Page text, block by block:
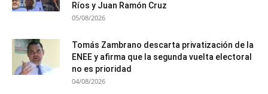
Ríos y Juan Ramón Cruz
05/08/2026
Tomás Zambrano descarta privatización de la
ENEE y afirma que la segunda vuelta electoral
no es prioridad
04/08/2026